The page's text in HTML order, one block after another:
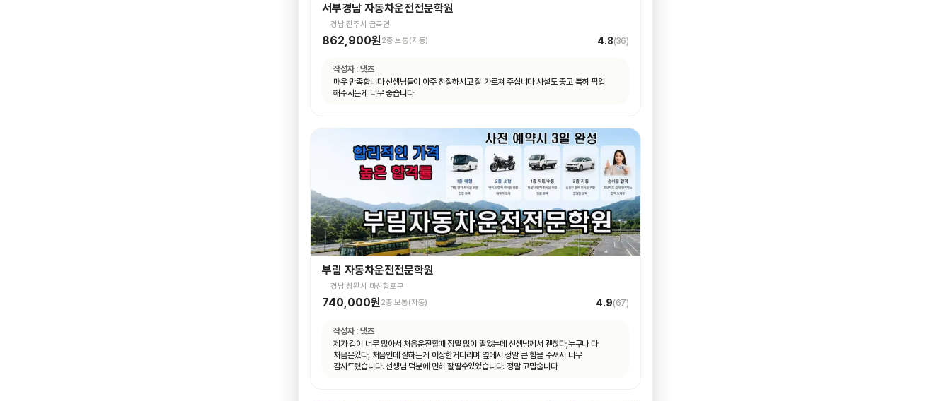
서부경남 자동차운전전문학원
경남 진주시 금곡면
862,900원 2종 보통(자동) 4.8(36)
작성자 : 댓츠
매우 만족합니다 선생님들이 아주 친절하시고 잘 가르쳐 주십니다 시설도 좋고 특히 픽업
해주시는게 너무 좋습니다
부림 자동차운전전문학원
경남 창원시 마산합포구
740,000원2종 보통(자동) 4.9(67)
작성자 : 댓츠
제가 겁이 너무 많아서 처음운전할때 정말 많이 떨었는데 선생님께서 괜찮다,누구나 다
처음은있다, 처음인데 잘하는게 이상한거다라며 옆에서 정말 큰 힘을 주셔서 너무
감사드렸습니다. 선생님 덕분에 면허 잘딸수있었습니다. 정말 고맙숩니다